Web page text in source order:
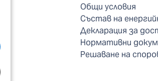
Общи условия
Състав на
Декларация за
Нормативни
Решаване на